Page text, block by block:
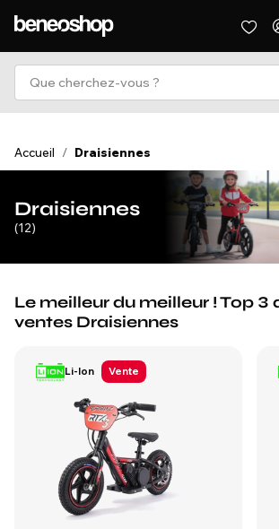
Accueil / Draisiennes
Draisiennes
(12)
Le meilleur du meilleur ! Top 3
ventes Draisiennes
Li-Ion Vente